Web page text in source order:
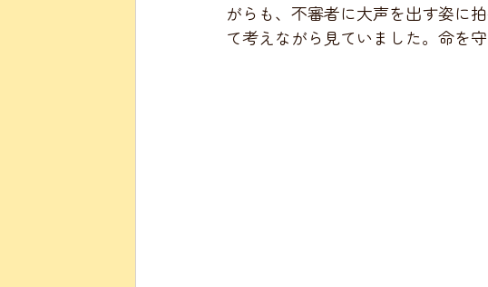
がらも、不審者に大声を出す姿に
て考えながら見ていました。命を